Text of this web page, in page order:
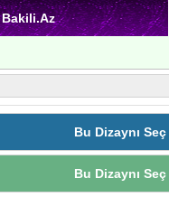
Bakili.Az
Bu Dizaynı Seç
Bu Dizaynı Seç